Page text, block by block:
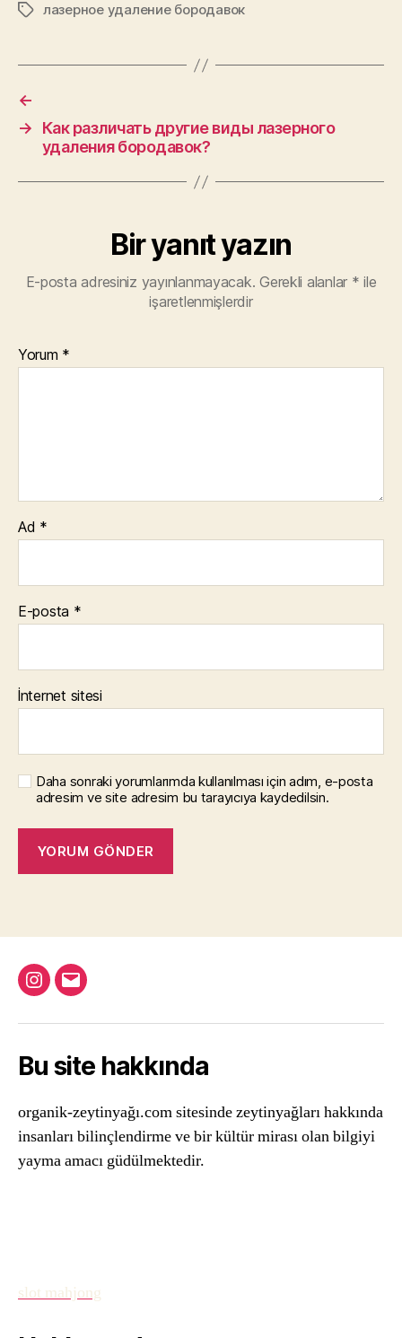
Etiketlerлазерное удаление бородавок
←
→
Как различать другие виды лазерного
удаления бородавок?
Bir yanıt yazın
E-posta adresiniz yayınlanmayacak. Gerekli alanlar * ile
işaretlenmişlerdir
Yorum *
Ad *
E-posta *
İnternet sitesi
Daha sonraki yorumlarımda kullanılması için adım, e-posta
adresim ve site adresim bu tarayıcıya kaydedilsin.
Instagram
Email
Bu site hakkında
organik-zeytinyağı.com sitesinde zeytinyağları hakkında
insanları bilinçlendirme ve bir kültür mirası olan bilgiyi
yayma amacı güdülmektedir.
slot mahjong